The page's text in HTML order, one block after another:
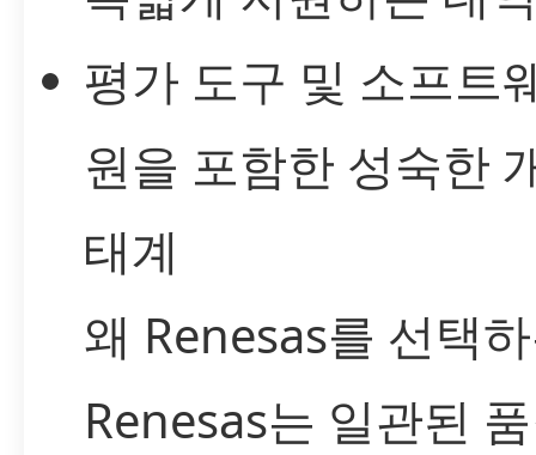
평가 도구 및 소프트
원을 포함한 성숙한
태계
왜 Renesas를 선택
Renesas는 일관된